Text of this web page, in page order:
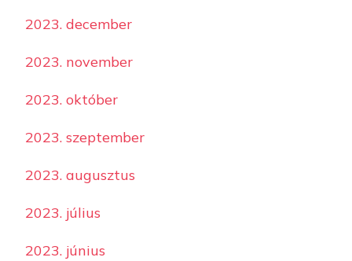
2023. december
2023. november
2023. október
2023. szeptember
2023. augusztus
2023. július
2023. június